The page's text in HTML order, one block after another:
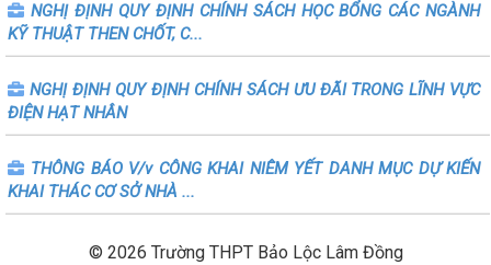
NGHỊ ĐỊNH QUY ĐỊNH CHÍNH SÁCH HỌC BỔNG CÁC NGÀNH
KỸ THUẬT THEN CHỐT, C...
NGHỊ ĐỊNH QUY ĐỊNH CHÍNH SÁCH ƯU ĐÃI TRONG LĨNH VỰC
ĐIỆN HẠT NHÂN
THÔNG BÁO V/v CÔNG KHAI NIÊM YẾT DANH MỤC DỰ KIẾN
KHAI THÁC CƠ SỞ NHÀ ...
© 2026 Trường THPT Bảo Lộc Lâm Đồng